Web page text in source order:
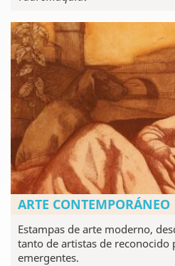
ARTE CONTEMPORÁNEO
Estampas de arte moderno,
tanto de artistas de
emergentes.